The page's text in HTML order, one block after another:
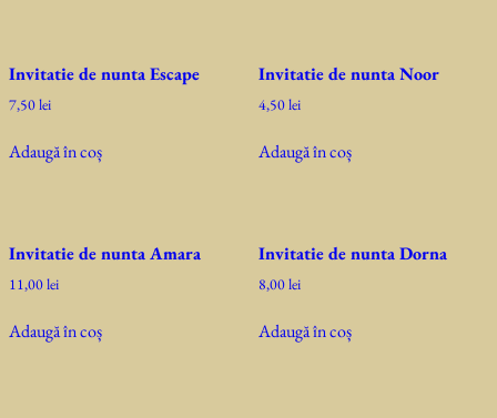
Invitatie de nunta Escape
7,50lei
Adaugă în coș
Invitatie de nunta Noor
4,50lei
Adaugă în coș
Invitatie de nunta Amara
11,00lei
Adaugă în coș
Invitatie de nunta Dorna
8,00lei
Adaugă în coș